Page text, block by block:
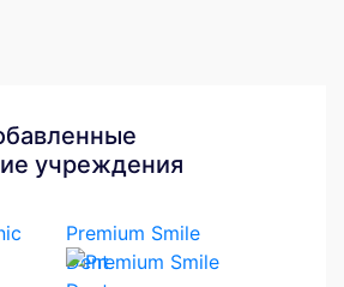
учреждения
Premium Smile
Dent